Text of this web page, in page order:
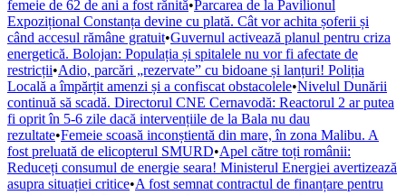
femeie de 62 de ani a fost rănită•Parcarea de la Pavilionul
Expozițional Constanța devine cu plată. Cât vor achita șoferii și
când accesul rămâne gratuit•Guvernul activează planul pentru criza
energetică. Bolojan: Populația și spitalele nu vor fi afectate de
restricții•Adio, parcări „rezervate” cu bidoane și lanțuri! Poliția
Locală a împărțit amenzi și a confiscat obstacolele•Nivelul Dunării
continuă să scadă. Directorul CNE Cernavodă: Reactorul 2 ar putea
fi oprit în 5-6 zile dacă intervențiile de la Bala nu dau
rezultate•Femeie scoasă inconștientă din mare, în zona Malibu. A
fost preluată de elicopterul SMURD•Apel către toți românii:
Reduceți consumul de energie seara! Ministerul Energiei avertizează
asupra situației critice•A fost semnat contractul de finanțare pentru